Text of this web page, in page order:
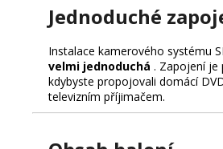
Jednoduché
Instalace kamerového systému
velmi jednoduchá . Zapojení je
kdybyste propojovali domácí
televizním příjimačem.